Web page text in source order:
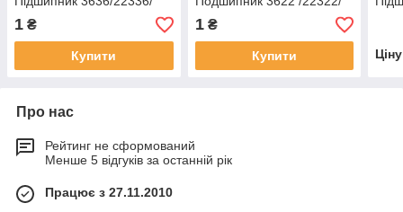
1 ₴
Купити
1₴
Купити
Про нас
Рейтинг не сформований
Менше 5 відгуків за останній рік
Працює з 27.11.2010